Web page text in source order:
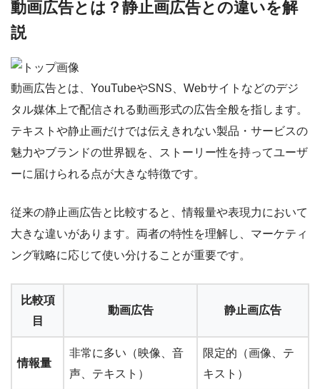
動画広告とは？静止画広告との違いを解
説
動画広告とは、YouTubeやSNS、Webサイトなどのデジ
タル媒体上で配信される動画形式の広告全般を指します。
テキストや静止画だけでは伝えきれない製品・サービスの
魅力やブランドの世界観を、ストーリー性を持ってユーザ
ーに届けられる点が大きな特徴です。
従来の静止画広告と比較すると、情報量や表現力において
大きな違いがあります。両者の特性を理解し、マーケティ
ング戦略に応じて使い分けることが重要です。
比較項
目
動画広告 静止画広告
情報量
非常に多い（映像、音
声、テキスト）
限定的（画像、テ
キスト）